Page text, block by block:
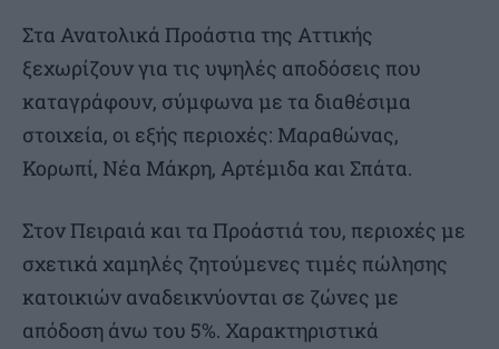
Στα Ανατολικά Προάστια της Αττικής
ξεχωρίζουν για τις υψηλές αποδόσεις που
καταγράφουν, σύμφωνα με τα διαθέσιμα
στοιχεία, οι εξής περιοχές: Μαραθώνας,
Κορωπί, Νέα Μάκρη, Αρτέμιδα και Σπάτα.
Στον Πειραιά και τα Προάστιά του, περιοχές με
σχετικά χαμηλές ζητούμενες τιμές πώλησης
κατοικιών αναδεικνύονται σε ζώνες με
απόδοση άνω του 5%. Χαρακτηριστικά